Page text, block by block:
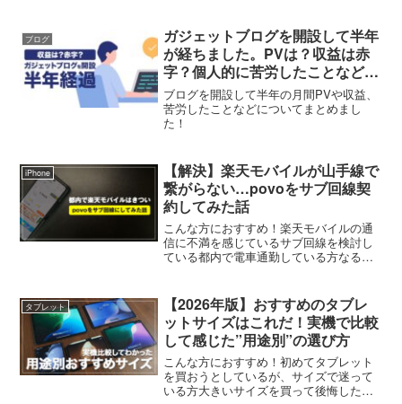
ました！これからもまったり運用してい
く予定です...
ブログ
ガジェットブログを開設して半年
が経ちました。PVは？収益は赤
字？個人的に苦労したことなどま
とめて経過報告！
ブログを開設して半年の月間PVや収益、
苦労したことなどについてまとめまし
た！
iPhone
【解決】楽天モバイルが山手線で
繋がらない…povoをサブ回線契
約してみた話
こんな方におすすめ！楽天モバイルの通
信に不満を感じているサブ回線を検討し
ている都内で電車通勤している方なるべ
楽天モバイル繋がらなすぎてむかついて
きたぺー逆に言えば不満点...
タブレット
【2026年版】おすすめのタブレ
ットサイズはこれだ！実機で比較
して感じた”用途別”の選び方
こんな方におすすめ！初めてタブレット
を買おうとしているが、サイズで迷って
いる方大きいサイズを買って後悔したく